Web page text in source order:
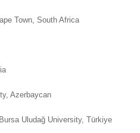
Town, South Africa
Azerbaycan
Uludağ University, Türkiye